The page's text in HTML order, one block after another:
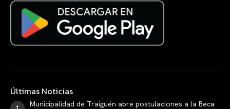
Últimas Noticias
Municipalidad de Traiguén abre postulaciones a la Beca